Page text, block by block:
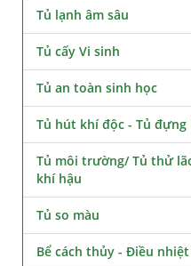
Tủ lạnh âm sâu
Tủ cấy Vi sinh
Tủ an toàn sinh học
Tủ hút khí độc - Tủ đựng
Tủ môi trường/ Tủ thử
khí hậu
Tủ so màu
Bể cách thủy - Điều nhiệt